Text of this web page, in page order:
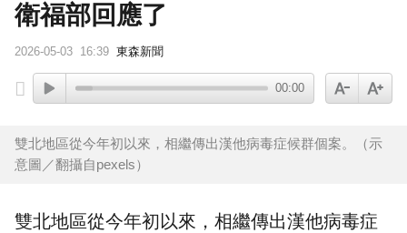
衛福部回應了
2026-05-03 16:39 東森新聞
00:00
雙北地區從今年初以來，相繼傳出漢他病毒症候群個案。（示
意圖／翻攝自pexels）
雙北地區從今年初以來，相繼傳出漢他病毒症